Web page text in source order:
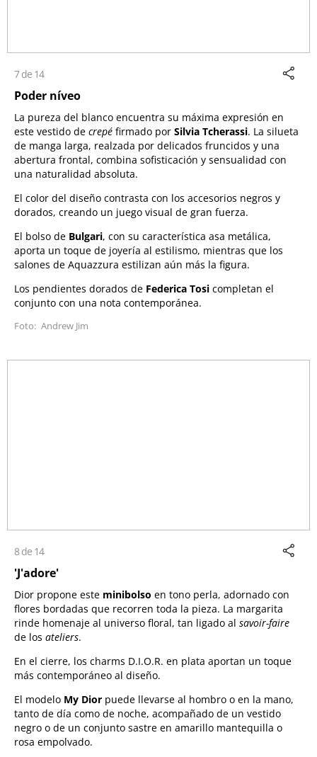
7 de 14
Poder níveo
La pureza del blanco encuentra su máxima expresión en
este vestido de crepé firmado por Silvia Tcherassi. La silueta
de manga larga, realzada por delicados fruncidos y una
abertura frontal, combina sofisticación y sensualidad con
una naturalidad absoluta.
El color del diseño contrasta con los accesorios negros y
dorados, creando un juego visual de gran fuerza.
El bolso de Bulgari, con su característica asa metálica,
aporta un toque de joyería al estilismo, mientras que los
salones de Aquazzura estilizan aún más la figura.
Los pendientes dorados de Federica Tosi completan el
conjunto con una nota contemporánea.
Andrew Jim
8 de 14
'J'adore'
Dior propone este minibolso en tono perla, adornado con
flores bordadas que recorren toda la pieza. La margarita
rinde homenaje al universo floral, tan ligado al savoir-faire
de los ateliers.
En el cierre, los charms D.I.O.R. en plata aportan un toque
más contemporáneo al diseño.
El modelo My Dior puede llevarse al hombro o en la mano,
tanto de día como de noche, acompañado de un vestido
negro o de un conjunto sastre en amarillo mantequilla o
rosa empolvado.